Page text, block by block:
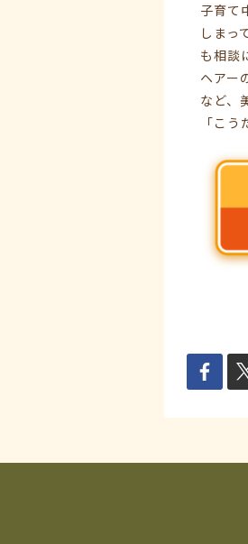
子育て
しまっ
も相談
ヘアー
など、
「こ